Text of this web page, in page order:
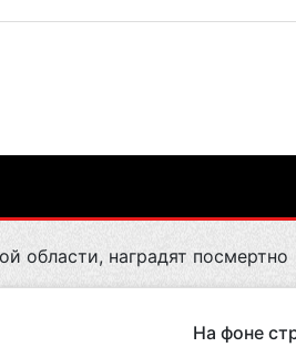
области, наградят посмертно
На фоне